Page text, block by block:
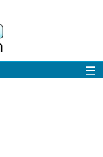
☰